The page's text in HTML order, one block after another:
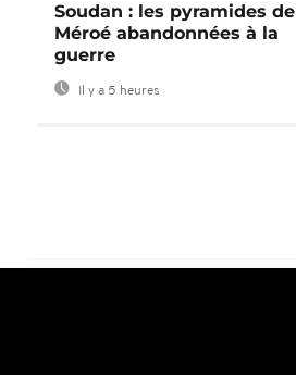
Soudan : les pyramides de
Méroé abandonnées à la
guerre
Il y a 5 heures